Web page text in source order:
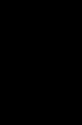
от выбранного
служба
в удобное